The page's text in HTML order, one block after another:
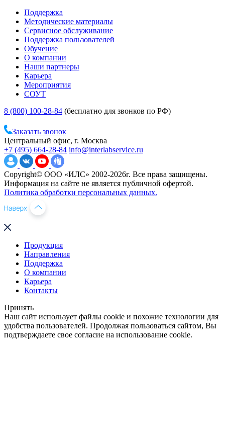
Поддержка
Методические материалы
Сервисное обслуживание
Поддержка пользователей
Обучение
О компании
Наши партнеры
Карьера
Мероприятия
СОУТ
8 (800) 100-28-84 (бесплатно для звонков по РФ)
Заказать звонок
Центральный офис, г. Москва
+7 (495) 664-28-84 info@interlabservice.ru
Copyright© ООО «ИЛС» 2002-2026г. Все права защищены.
Информация на сайте не является публичной офертой.
Политика обработки персональных данных.
Продукция
Направления
Поддержка
О компании
Карьера
Контакты
Принять
Наш сайт использует файлы cookie и похожие технологии для
удобства пользователей. Продолжая пользоваться сайтом, Вы
подтверждаете свое согласие на использование cookie.